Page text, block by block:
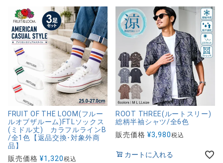
FRUIT OF THE LOOM(フルー
ルオブザルーム)FTLソックス
(ミドル丈) カラフルラインB
/全1色【返品交換･対象外商
品】
販売価格 ¥1,320税込
ROOT THREE(ルートスリー)
総柄半袖シャツ/全6色
販売価格 ¥3,980税込
カートに入れる